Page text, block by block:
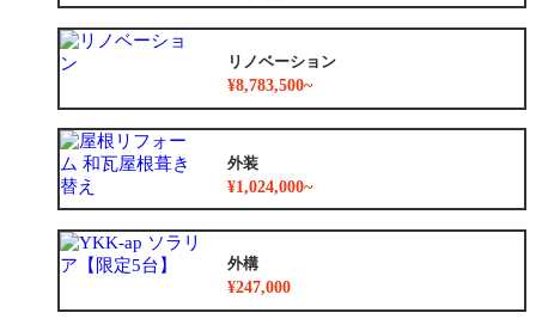
リノベーション
¥8,783,500~
外装
¥1,024,000~
外構
¥247,000